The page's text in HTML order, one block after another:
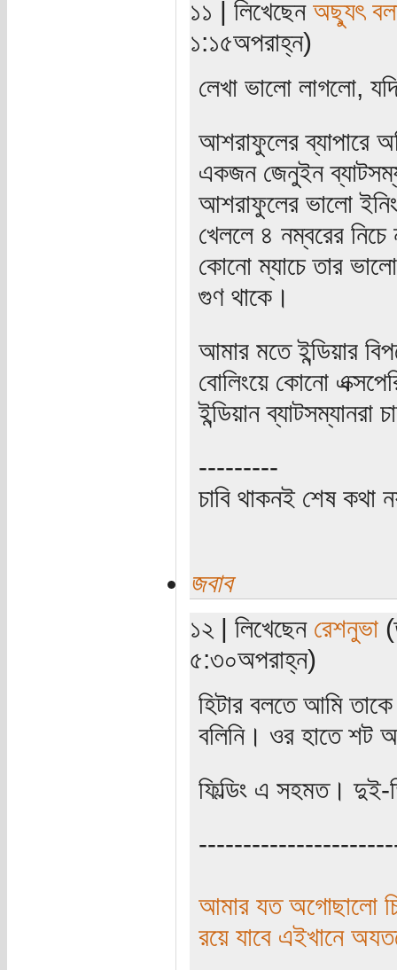
১১ | লিখেছেন অছ্যুৎ
১:১৫অপরাহ্ন)
লেখা ভালো লাগলো,
আশরাফুলের ব্যাপারে
একজন জেনুইন
আশরাফুলের ভালো
খেললে ৪ নম্বরের নিচে
কোনো ম্যাচে তার
গুণ থাকে।
আমার মতে ইন্ডিয়ার
বোলিংয়ে কোনো
ইন্ডিয়ান
---------
চাবি থাকনই শেষ কথা
জবাব
১২ | লিখেছেন রেশনুভা
৫:৩০অপরাহ্ন)
হিটার বলতে আমি
বলিনি। ওর হাতে শট
ফিল্ডিং এ সহমত। দুই-
আমার যত অগোছালো
রয়ে যাবে এইখানে